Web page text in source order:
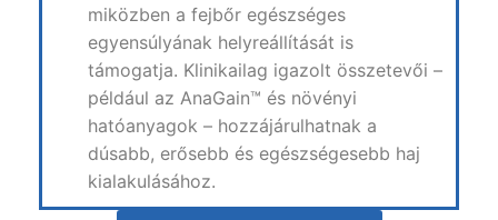
miközben a fejbőr egészséges
egyensúlyának helyreállítását is
támogatja. Klinikailag igazolt összetevői –
például az AnaGain™ és növényi
hatóanyagok – hozzájárulhatnak a
dúsabb, erősebb és egészségesebb haj
kialakulásához.